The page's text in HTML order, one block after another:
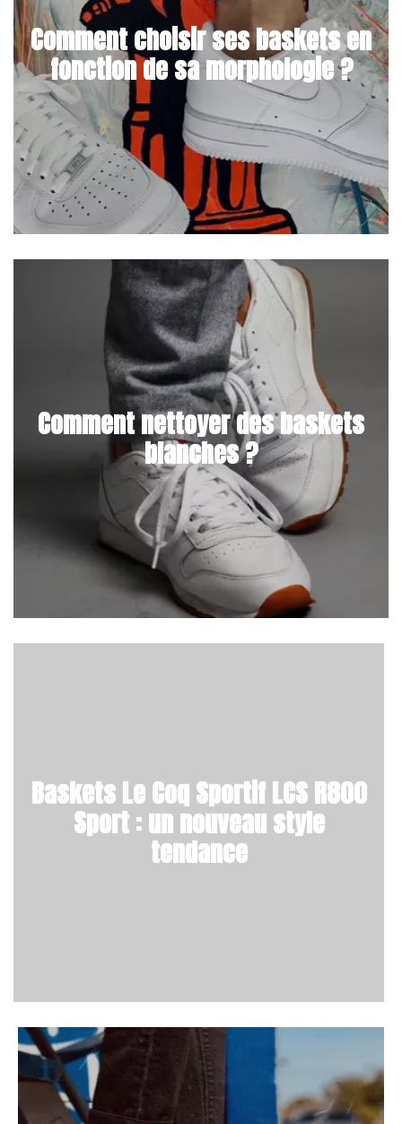
Comment choisir ses baskets en
fonction de sa morphologie ?
Comment nettoyer des baskets
blanches ?
Baskets Le Coq Sportif LCS R800
Sport : un nouveau style
tendance